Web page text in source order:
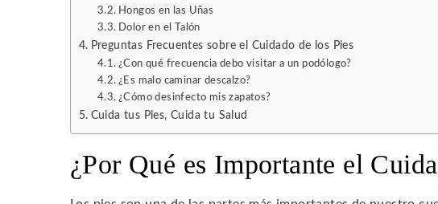
Hongos en las Uñas
Dolor en el Talón
Preguntas Frecuentes sobre el Cuidado de los Pies
¿Con qué frecuencia debo visitar a un podólogo?
¿Es malo caminar descalzo?
¿Cómo desinfecto mis zapatos?
Cuida tus Pies, Cuida tu Salud
¿Por Qué es Importante el